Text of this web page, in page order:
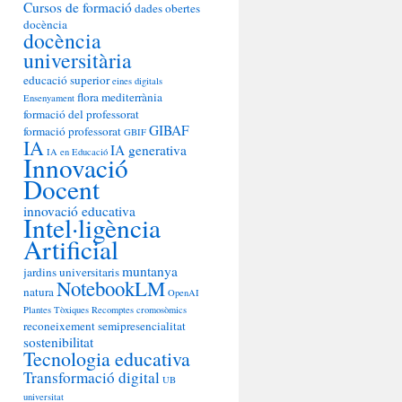
Cursos de formaciódades obertes
docència
docència
universitària
educació superior eines digitals
Ensenyament flora mediterrània
formació del professorat
formació professorat GBIF GIBAF
IA IA en Educació IA generativa
Innovació
Docent
innovació educativa
Intel·ligència
Artificial
jardins universitarismuntanya
naturaNotebookLM OpenAI
Plantes Tòxiques Recomptes cromosòmics
reconeixementsemipresencialitat
sostenibilitat
Tecnologia educativa
Transformació digital UB
universitat